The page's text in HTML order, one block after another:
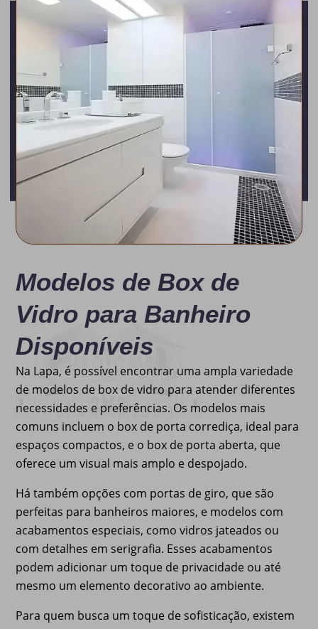
Modelos de Box de
Vidro para Banheiro
Disponíveis
Na Lapa, é possível encontrar uma ampla variedade
de modelos de box de vidro para atender diferentes
necessidades e preferências. Os modelos mais
comuns incluem o box de porta corrediça, ideal para
espaços compactos, e o box de porta aberta, que
oferece um visual mais amplo e despojado.
Há também opções com portas de giro, que são
perfeitas para banheiros maiores, e modelos com
acabamentos especiais, como vidros jateados ou
com detalhes em serigrafia. Esses acabamentos
podem adicionar um toque de privacidade ou até
mesmo um elemento decorativo ao ambiente.
Para quem busca um toque de sofisticação, existem